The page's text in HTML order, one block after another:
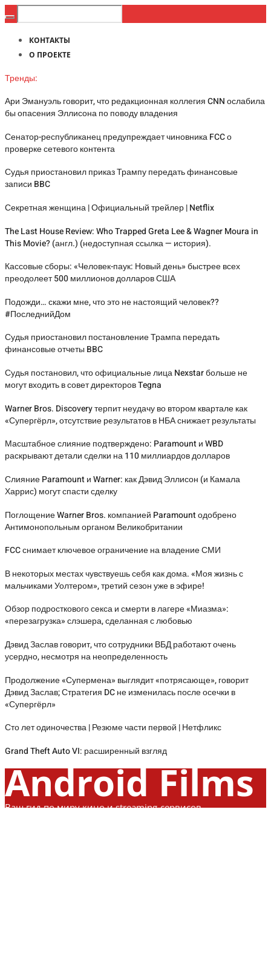
КОНТАКТЫ
О ПРОЕКТЕ
Тренды:
Ари Эмануэль говорит, что редакционная коллегия CNN ослабила
бы опасения Эллисона по поводу владения
Сенатор-республиканец предупреждает чиновника FCC о
проверке сетевого контента
Судья приостановил приказ Трампу передать финансовые
записи BBC
Секретная женщина | Официальный трейлер | Netflix
The Last House Review: Who Trapped Greta Lee & Wagner Moura in
This Movie? (англ.) (недоступная ссылка — история).
Кассовые сборы: «Человек-паук: Новый день» быстрее всех
преодолеет 500 миллионов долларов США
Подожди… скажи мне, что это не настоящий человек??
#ПоследнийДом
Судья приостановил постановление Трампа передать
финансовые отчеты BBC
Судья постановил, что официальные лица Nexstar больше не
могут входить в совет директоров Tegna
Warner Bros. Discovery терпит неудачу во втором квартале как
«Супергёрл», отсутствие результатов в НБА снижает результаты
Масштабное слияние подтверждено: Paramount и WBD
раскрывают детали сделки на 110 миллиардов долларов
Слияние Paramount и Warner: как Дэвид Эллисон (и Камала
Харрис) могут спасти сделку
Поглощение Warner Bros. компанией Paramount одобрено
Антимонопольным органом Великобритании
FCC снимает ключевое ограничение на владение СМИ
В некоторых местах чувствуешь себя как дома. «Моя жизнь с
мальчиками Уолтером», третий сезон уже в эфире!
Обзор подросткового секса и смерти в лагере «Миазма»:
«перезагрузка» слэшера, сделанная с любовью
Дэвид Заслав говорит, что сотрудники ВБД работают очень
усердно, несмотря на неопределенность
Продолжение «Супермена» выглядит «потрясающе», говорит
Дэвид Заслав; Стратегия DC не изменилась после осечки в
«Супергёрл»
Сто лет одиночества | Резюме части первой | Нетфликс
Grand Theft Auto VI: расширенный взгляд
Android Films
Ваш гид по миру кино и streaming-сервисов